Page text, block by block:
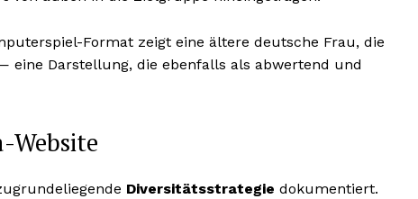
Format zeigt eine ältere deutsche Frau, die
Darstellung, die ebenfalls als abwertend und
Website
Diversitätsstrategie dokumentiert.